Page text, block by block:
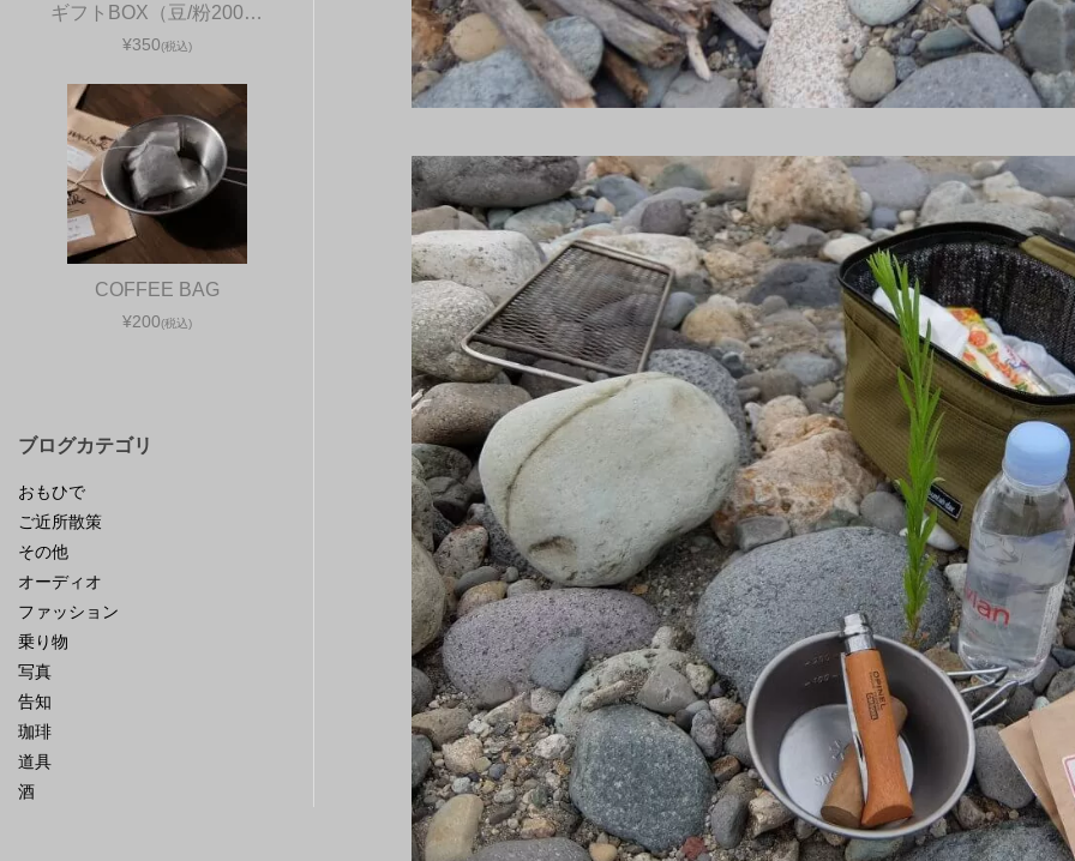
ギフトBOX（豆/粉200…
¥350(税込)
COFFEE BAG
¥200(税込)
ブログカテゴリ
おもひで
ご近所散策
その他
オーディオ
ファッション
乗り物
写真
告知
珈琲
道具
酒